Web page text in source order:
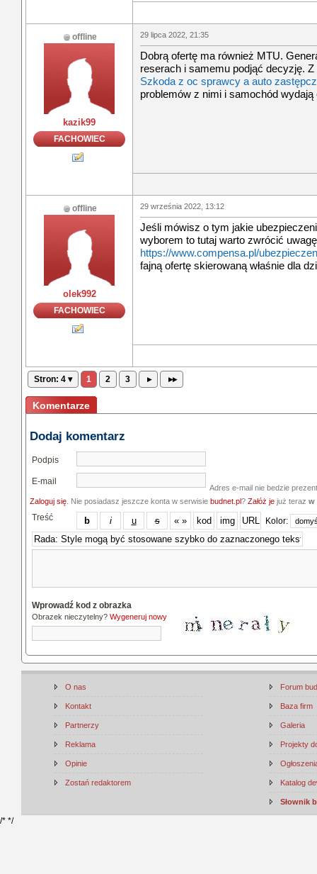
offline
kazik99
FACHOWIEC
29 lipca 2022, 21:35
Dobrą ofertę ma również MTU.
reserach i samemu podjąć decyzję.
Szkoda z oc sprawcy a auto
problemów z nimi i samochód wydają
offline
olek992
FACHOWIEC
29 września 2022, 13:12
Jeśli mówisz o tym jakie
wyborem to tutaj warto zwrócić
https://www.compensa.pl/
fajną ofertę skierowaną właśnie dla
Stron: 4 ▾ 1 2 3 ▸ ▸▸
Komentarze
Dodaj komentarz
Podpis
E-mail
Adres e-mail nie bedzie
Zaloguj się . Nie posiadasz jeszcze konta w serwisie budnet.pl? Załóż je już teraz w
Treść Kolor:
Wprowadź kod z obrazka
Obrazek nieczytelny? Wygeneruj nowy
O nas
Kontakt
Partnerzy
Reklama
Opinie
Zostań redaktorem
Forum
Baza firm
Galeria
Projekty
Katalog
Słownik
/* */